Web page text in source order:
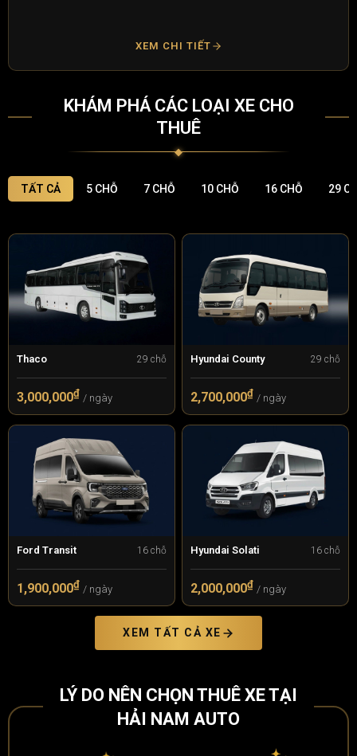
XEM CHI TIẾT
KHÁM PHÁ CÁC LOẠI XE CHO
THUÊ
TẤT CẢ 5 CHỖ 7 CHỖ 10 CHỖ 16 CHỖ 29
Thaco 29 chỗ
3,000,000₫ / ngày
Hyundai County 29 chỗ
2,700,000₫ / ngày
Ford Transit 16 chỗ
1,900,000₫ / ngày
Hyundai Solati 16 chỗ
2,000,000₫ / ngày
XEM TẤT CẢ XE
LÝ DO NÊN CHỌN THUÊ XE TẠI
HẢI NAM AUTO